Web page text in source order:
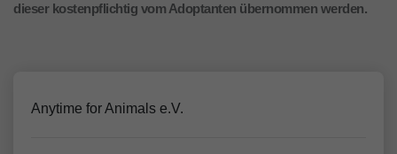
dieser kostenpflichtig vom Adoptanten übernommen werden.
Anytime for Animals e.V.